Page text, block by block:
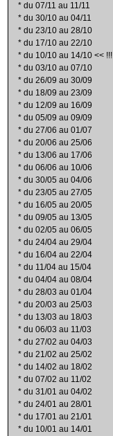
* du 07/11 au 11/11
* du 30/10 au 04/11
* du 23/10 au 28/10
* du 17/10 au 22/10
* du 10/10 au 14/10 << !!!
* du 03/10 au 07/10
* du 26/09 au 30/09
* du 18/09 au 23/09
* du 12/09 au 16/09
* du 05/09 au 09/09
* du 27/06 au 01/07
* du 20/06 au 25/06
* du 13/06 au 17/06
* du 06/06 au 10/06
* du 30/05 au 04/06
* du 23/05 au 27/05
* du 16/05 au 20/05
* du 09/05 au 13/05
* du 02/05 au 06/05
* du 24/04 au 29/04
* du 16/04 au 22/04
* du 11/04 au 15/04
* du 04/04 au 08/04
* du 28/03 au 01/04
* du 20/03 au 25/03
* du 13/03 au 18/03
* du 06/03 au 11/03
* du 27/02 au 04/03
* du 21/02 au 25/02
* du 14/02 au 18/02
* du 07/02 au 11/02
* du 31/01 au 04/02
* du 24/01 au 28/01
* du 17/01 au 21/01
* du 10/01 au 14/01